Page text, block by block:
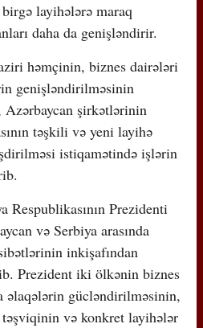
layihələrə maraq
daha da genişləndirir.
həmçinin, biznes dairələri
genişləndirilməsinin
şirkətlərinin
təşkili və yeni layihə
istiqamətində işlərin
Respublikasının Prezidenti
və Serbiya arasında
inkişafından
Prezident iki ölkənin biznes
əlaqələrin gücləndirilməsinin,
təşviqinin və konkret layihələr